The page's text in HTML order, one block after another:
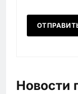
Новости